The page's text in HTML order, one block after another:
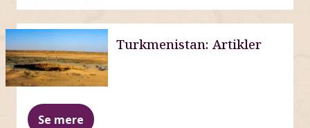
Turkmenistan: Artikler
Se mere